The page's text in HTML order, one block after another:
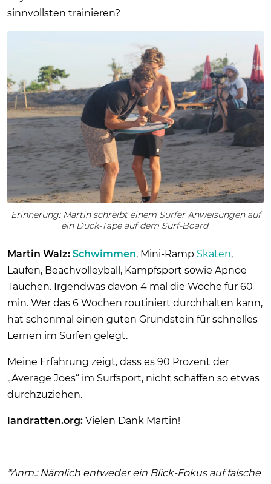
sinnvollsten trainieren?
Erinnerung: Martin schreibt einem Surfer Anweisungen auf
ein Duck-Tape auf dem Surf-Board.
Martin Walz: Schwimmen, Mini-Ramp Skaten,
Laufen, Beachvolleyball, Kampfsport sowie Apnoe
Tauchen. Irgendwas davon 4 mal die Woche für 60
min. Wer das 6 Wochen routiniert durchhalten kann,
hat schonmal einen guten Grundstein für schnelles
Lernen im Surfen gelegt.
Meine Erfahrung zeigt, dass es 90 Prozent der
„Average Joes“ im Surfsport, nicht schaffen so etwas
durchzuziehen.
landratten.org: Vielen Dank Martin!
*Anm.: Nämlich entweder ein Blick-Fokus auf falsche